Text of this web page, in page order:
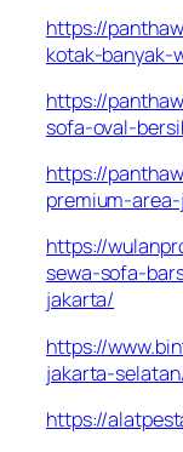
https://
kotak-banyak-
https://
sofa-oval-
https://
premium-
https://
sewa-sofa-
jakarta/
https://
jakarta-
https://